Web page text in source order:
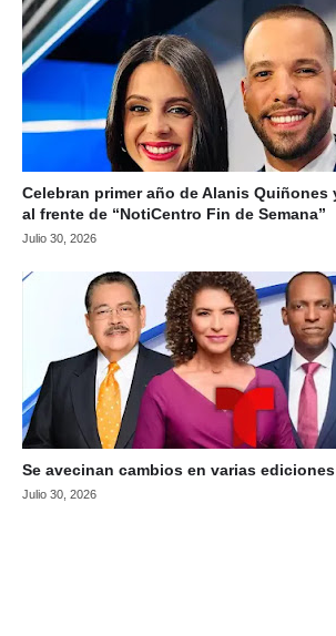
Celebran primer año de Alanis Quiñones
al frente de “NotiCentro Fin de Semana”
Julio 30, 2026
Se avecinan cambios en varias
Julio 30, 2026